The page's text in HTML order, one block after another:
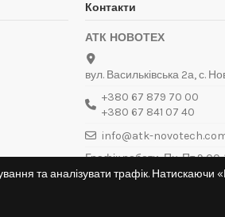
Контакти
АТК НОВОТЕХ
вул. Васильківська 2а, с.
+380 67 879 70 00
+380 67 841 07 40
info@atk-
Графік роботи: Пн-Пт
Нд — вихідний
та аналізувати трафік. Натискаючи